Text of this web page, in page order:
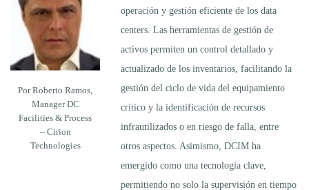
Por Roberto Ramos,
Manager DC
Facilities & Process
– Cirion
Technologies
operación y gestión eficiente de los data
centers. Las herramientas de gestión de
activos permiten un control detallado y
actualizado de los inventarios, facilitando la
gestión del ciclo de vida del equipamiento
crítico y la identificación de recursos
infrautilizados o en riesgo de falla, entre
otros aspectos. Asimismo, DCIM ha
emergido como una tecnología clave,
permitiendo no solo la supervisión en tiempo